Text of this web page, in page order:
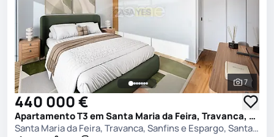
Ver
7
440 000 €
Apartamento T3 em Santa Maria da Feira, Travanca, Sanfins e Espargo, Santa Maria da Feira
Santa Maria da Feira, Travanca, Sanfins e Espargo, Santa Maria da Feira